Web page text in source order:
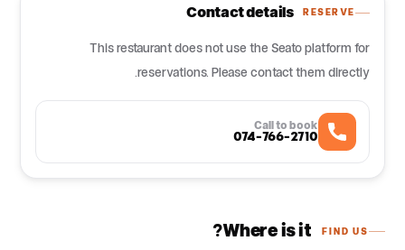
RESERVE
Contact details
This restaurant does not use the Seato platform for
reservations. Please contact them directly.
Call to book
074-766-2710
FIND US
Where is it?